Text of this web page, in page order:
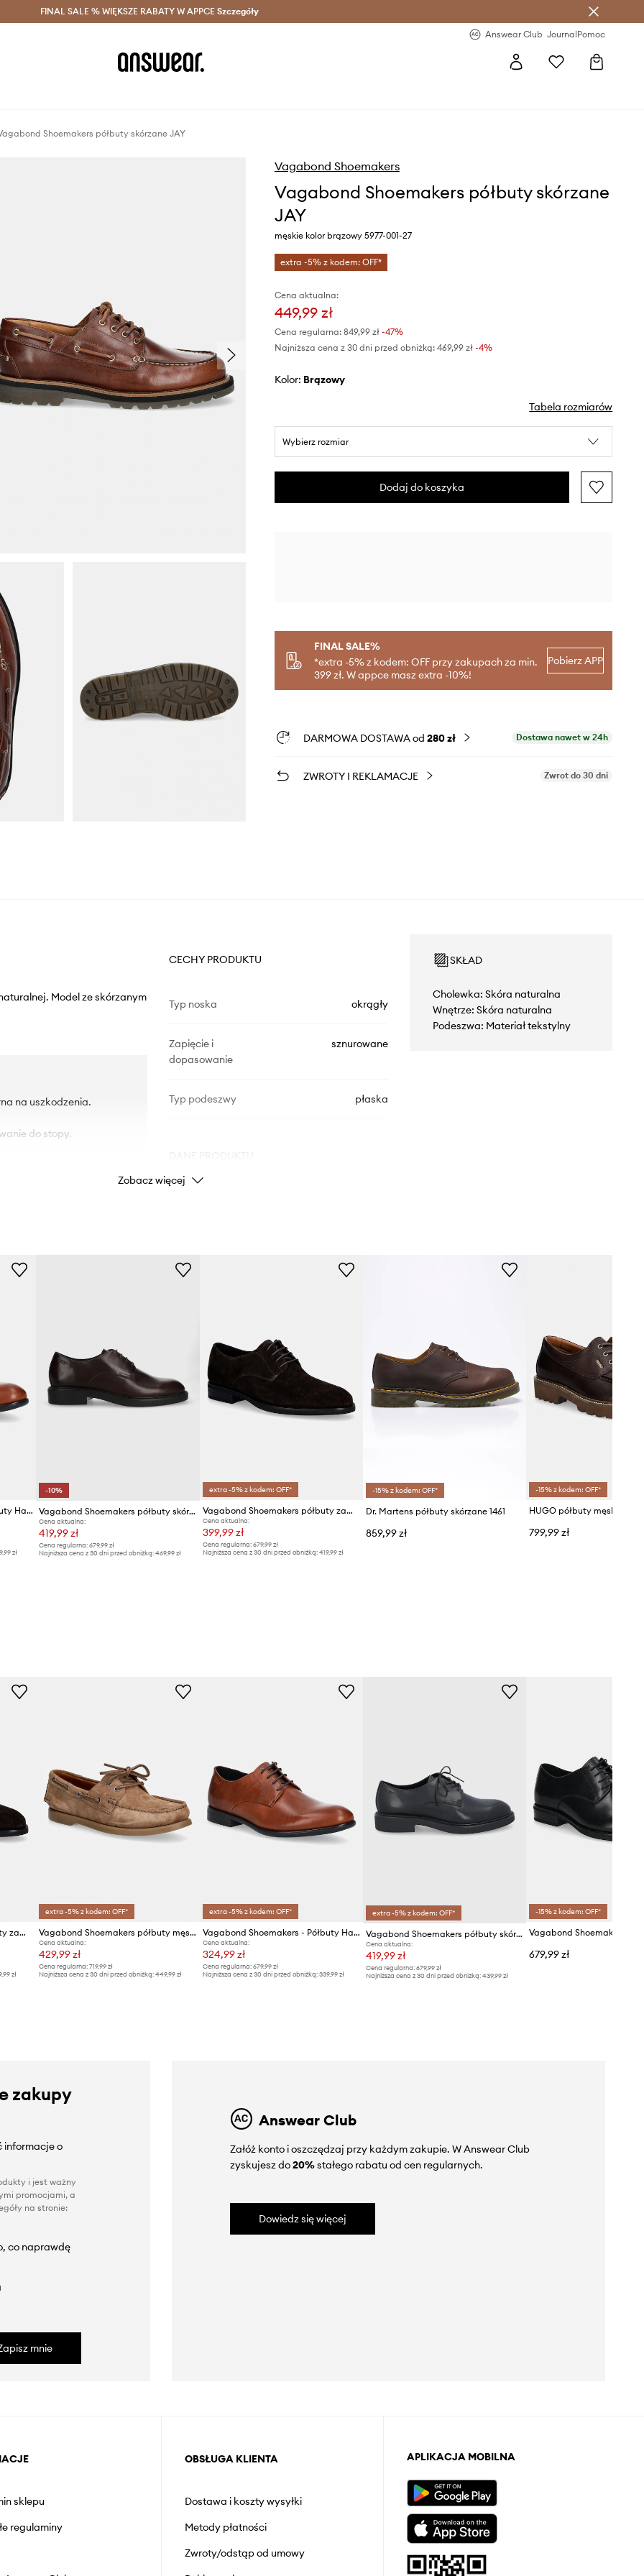
z Answear Club > Dostawa nawet w 24h >
FINAL SALE % WIĘKSZE RABATY W APPCE Szczegóły
Answear Club JournalPomoc
Shoemakers półbuty skórzane JAY
Vagabond Shoemakers
Vagabond Shoemakers półbuty skórzane
JAY
męskie kolor brązowy 5977-001-27
extra -5% z kodem: OFF*
Cena aktualna:
449,99 zł
Cena regularna: 849,99 zł-47%
Najniższa cena z 30 dni przed obniżką: 469,99 zł -4%
Kolor: brązowy
Tabela rozmiarów
Wybierz rozmiar
Dodaj do koszyka
FINAL SALE%
*extra -5% z kodem: OFF przy zakupach za min.
399 zł. W appce masz extra -10%!
Pobierz APP
DARMOWA DOSTAWA od 280 zł Dostawa nawet w 24h
ZWROTY I REKLAMACJE Zwrot do 30 dni
Model ze skórzanym
na uszkodzenia.
do stopy.
CECHY PRODUKTU
Typ noska okrągły
Zapięcie i
dopasowanie
sznurowane
Typ podeszwy płaska
Marka
Vagabond
ID Produktu
SKŁAD
Cholewka: Skóra naturalna
Wnętrze: Skóra naturalna
Podeszwa: Materiał tekstylny
Zobacz więcej
Vagabond Shoemakers - Półbuty Harvey
zł
-10%
Vagabond Shoemakers półbuty skórzane ALEX M
Cena aktualna:
419,99 zł
Cena regularna: 679,99 zł
Najniższa cena z 30 dni przed obniżką: 469,99 zł
extra -5% z kodem: OFF*
Vagabond Shoemakers półbuty zamszowe MARIO
Cena aktualna:
399,99 zł
Cena regularna: 679,99 zł
Najniższa cena z 30 dni przed obniżką: 419,99 zł
-15% z kodem: OFF*
Dr. Martens półbuty skórzane 1461
859,99 zł
-15% z kodem: OFF*
799,99 zł
Vagabond Shoemakers półbuty zamszowe MARIO
zł
extra -5% z kodem: OFF*
Vagabond Shoemakers półbuty męskie zamszowe LOUI M
Cena aktualna:
429,99 zł
Cena regularna: 719,99 zł
Najniższa cena z 30 dni przed obniżką: 449,99 zł
extra -5% z kodem: OFF*
Vagabond Shoemakers - Półbuty Harvey
Cena aktualna:
324,99 zł
Cena regularna: 679,99 zł
Najniższa cena z 30 dni przed obniżką: 339,99 zł
extra -5% z kodem: OFF*
Vagabond Shoemakers półbuty skórzane ALEX M
Cena aktualna:
419,99 zł
Cena regularna:679,99 zł
Najniższa cena z 30 dni przed obniżką:439,99 zł
-15% z kodem: OFF*
679,99 zł
zakupy
informacje o
i jest ważny
promocjami, a
na stronie:
co naprawdę
mnie
Answear Club
Załóż konto i oszczędzaj przy każdym zakupie. W Answear Club
zyskujesz do20%stałego rabatu od cen regularnych.
Dowiedz się więcej
sklepu
regulaminy
OBSŁUGA KLIENTA
Dostawa i koszty wysyłki
Metody płatności
Zwroty/odstąp od umowy
APLIKACJA MOBILNA